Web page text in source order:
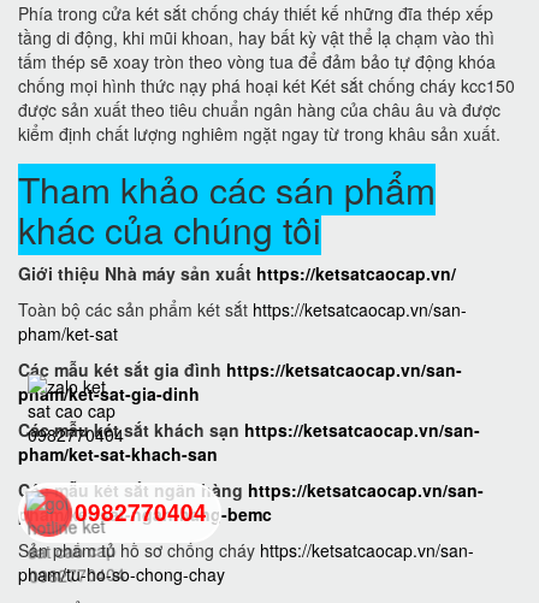
Phía trong cửa két sắt chống cháy thiết kế những đĩa thép xếp
tầng di động, khi mũi khoan, hay bất kỳ vật thể lạ chạm vào thì
tấm thép sẽ xoay tròn theo vòng tua để đảm bảo tự động khóa
chống mọi hình thức nạy phá hoại két Két sắt chống cháy kcc150
được sản xuất theo tiêu chuẩn ngân hàng của châu âu và được
kiểm định chất lượng nghiêm ngặt ngay từ trong khâu sản xuất.
Tham khảo các sán phẩm
khác của chúng tôi
Giới thiệu Nhà máy sản xuất https://ketsatcaocap.vn/
Toàn bộ các sản phẩm két sắt https://ketsatcaocap.vn/san-
pham/ket-sat
Các mẫu két sắt gia đình https://ketsatcaocap.vn/san-
pham/ket-sat-gia-dinh
Các mẫu két sắt khách sạn https://ketsatcaocap.vn/san-
pham/ket-sat-khach-san
Các mẫu két sắt ngân hàng https://ketsatcaocap.vn/san-
pham/ket-sat-ngan-hang-bemc
Sản phẩm tủ hồ sơ chống cháy https://ketsatcaocap.vn/san-
pham/tu-ho-so-chong-chay
0982770404